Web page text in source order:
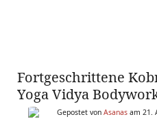
Fortgeschrittene
Yoga Vidya
Gepostet von Asanas am 21.